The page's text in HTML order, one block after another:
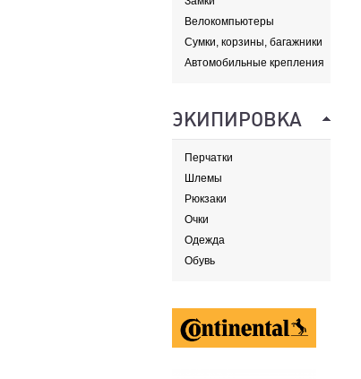
Велокомпьютеры
Сумки, корзины, багажники
и адаптеры
Автомобильные крепления
ЭКИПИРОВКА
Перчатки
Шлемы
Рюкзаки
Очки
Одежда
Обувь